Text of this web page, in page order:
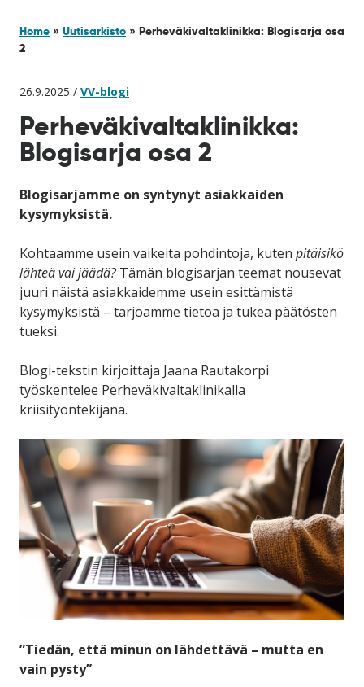
Home » Uutisarkisto » Perheväkivaltaklinikka: Blogisarja osa
2
26.9.2025 / VV-blogi
Perheväkivaltaklinikka:
Blogisarja osa 2
Blogisarjamme on syntynyt asiakkaiden
kysymyksistä.
Kohtaamme usein vaikeita pohdintoja, kuten pitäisikö
lähteä vai jäädä?Tämän blogisarjan teemat nousevat
juuri näistä asiakkaidemme usein esittämistä
kysymyksistä – tarjoamme tietoa ja tukea päätösten
tueksi.
Blogi-tekstin kirjoittaja Jaana Rautakorpi
työskentelee Perheväkivaltaklinikalla
kriisityöntekijänä.
”Tiedän, että minun on lähdettävä – mutta en
vain pysty”